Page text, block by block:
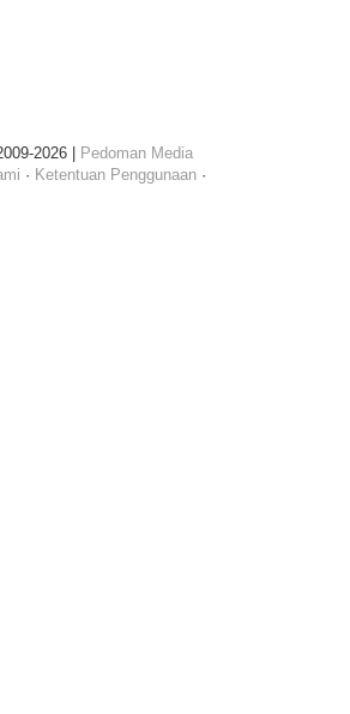
2026 | Pedoman Media
· Ketentuan Penggunaan ·